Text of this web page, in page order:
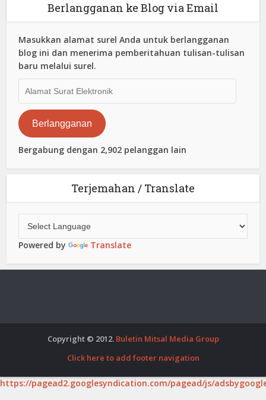
Berlangganan ke Blog via Email
Masukkan alamat surel Anda untuk berlangganan
blog ini dan menerima pemberitahuan tulisan-tulisan
baru melalui surel.
Surat
Elektronik
Berlangganan
Bergabung dengan 2,902 pelanggan lain
Terjemahan / Translate
Powered by Translate
Copyright © 2012. Buletin Mitsal Media Group
Click here to add footer navigation
https://pagead2.googlesyndication.com/pagead/js/